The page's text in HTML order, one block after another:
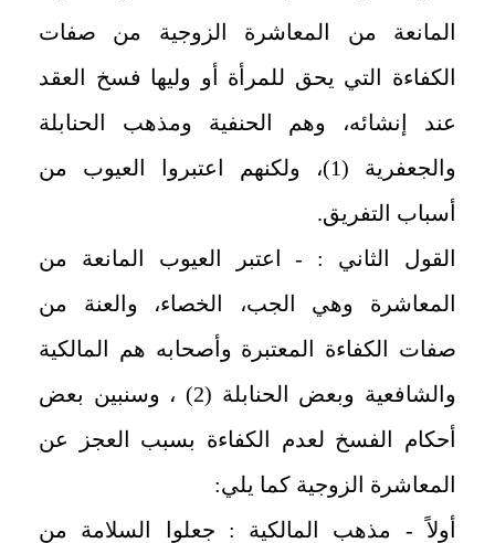
المانعة من المعاشرة الزوجية من صفات
الكفاءة التي يحق للمرأة أو وليها فسخ العقد
عند إنشائه، وهم الحنفية ومذهب الحنابلة
والجعفرية (1)، ولكنهم اعتبروا العيوب من
أسباب التفريق.
القول الثاني : - اعتبر العيوب المانعة من
المعاشرة وهي الجب، الخصاء، والعنة من
صفات الكفاءة المعتبرة وأصحابه هم المالكية
والشافعية وبعض الحنابلة (2) ، وسنبين بعض
أحكام الفسخ لعدم الكفاءة بسبب العجز عن
المعاشرة الزوجية كما يلي:
أولاً - مذهب المالكية : جعلوا السلامة من